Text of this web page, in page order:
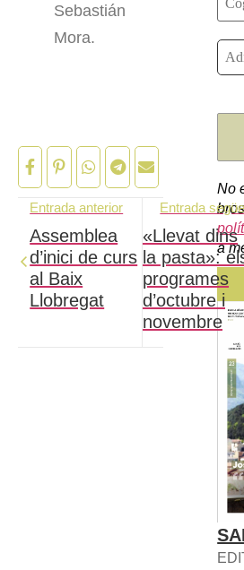
Sebastián
Mora.
Entrada anterior
Assemblea
d’inici de curs
al Baix
Llobregat
Entrada
«Llevat dins
la pasta»:
programes
d’octubre i
novembre
No
a